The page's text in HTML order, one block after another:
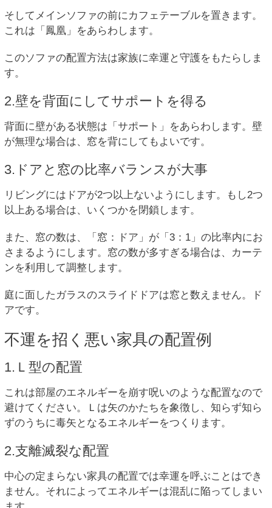
そしてメインソファの前にカフェテーブルを置きます。
これは「鳳凰」をあらわします。
このソファの配置方法は家族に幸運と守護をもたらしま
す。
2.壁を背面にしてサポートを得る
背面に壁がある状態は「サポート」をあらわします。壁
が無理な場合は、窓を背にしてもよいです。
3.ドアと窓の比率バランスが大事
リビングにはドアが2つ以上ないようにします。もし2つ
以上ある場合は、いくつかを閉鎖します。
また、窓の数は、「窓：ドア」が「3：1」の比率内にお
さまるようにします。窓の数が多すぎる場合は、カーテ
ンを利用して調整します。
庭に面したガラスのスライドドアは窓と数えません。ド
アです。
不運を招く悪い家具の配置例
1.Ｌ型の配置
これは部屋のエネルギーを崩す呪いのような配置なので
避けてください。Ｌは矢のかたちを象徴し、知らず知ら
ずのうちに毒矢となるエネルギーをつくります。
2.支離滅裂な配置
中心の定まらない家具の配置では幸運を呼ぶことはでき
ません。それによってエネルギーは混乱に陥ってしまい